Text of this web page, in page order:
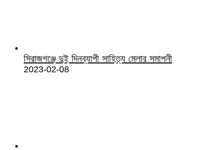
সিরাজগঞ্জে দুই দিনব্যাপী সাহিত্য মেলার সমাপনী
2023-02-08